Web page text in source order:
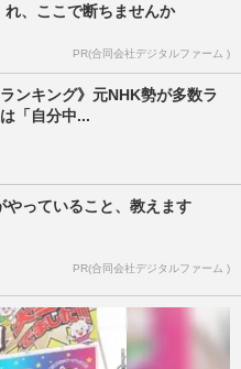
れ、ここで断ちませんか
PR(合同会社デジタルファーム )
ンキング》元NHK勢が多数ラ
「自分中...
やっていること、教えます
PR(合同会社デジタルファーム )